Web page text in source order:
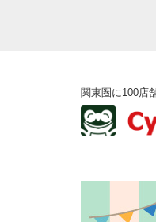
関東圏に100店